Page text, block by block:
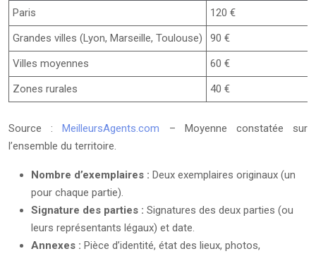
Paris
120 €
Grandes villes (Lyon, Marseille, Toulouse)
90 €
Villes moyennes
60 €
Zones rurales
40 €
Source :MeilleursAgents.com – Moyenne constatée sur
l’ensemble du territoire.
Nombre d’exemplaires : Deux exemplaires originaux (un
pour chaque partie).
Signature des parties : Signatures des deux parties (ou
leurs représentants légaux) et date.
Annexes : Pièce d’identité, état des lieux, photos,